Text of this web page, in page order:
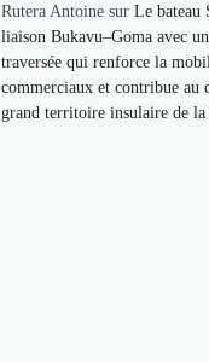
Rutera Antoine sur Le bateau
liaison Bukavu–Goma avec
traversée qui renforce la
commerciaux et contribue au
grand territoire insulaire de la